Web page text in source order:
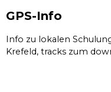
GPS-Info
Info zu lokalen
Krefeld, tracks zum